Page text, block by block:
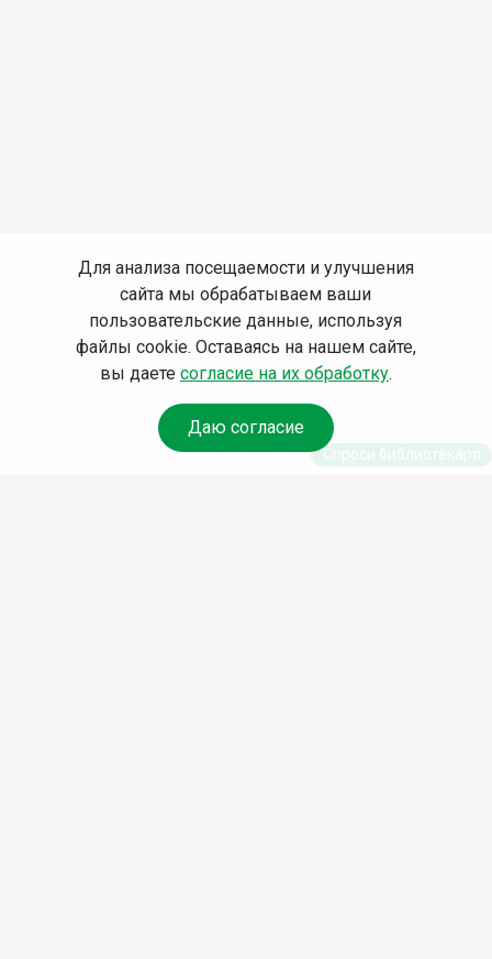
Для анализа посещаемости и улучшения
сайта мы обрабатываем ваши
пользовательские данные, используя
файлы cookie. Оставаясь на нашем сайте,
вы даете согласие на их обработку.
Даю согласие
Спроси библиотекаря